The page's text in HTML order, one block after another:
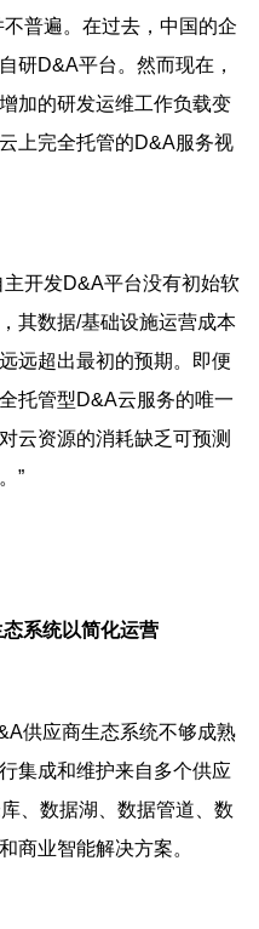
普遍。在过去，中国的企
研D&A平台。然而现在，
加的研发运维工作负载变
上完全托管的D&A服务视
主开发D&A平台没有初始软
其数据/基础设施运营成本
远超出最初的预期。即便
托管型D&A云服务的唯一
云资源的消耗缺乏可预测
”
系统以简化运营
供应商生态系统不够成熟
集成和维护来自多个供应
、数据湖、数据管道、数
商业智能解决方案。